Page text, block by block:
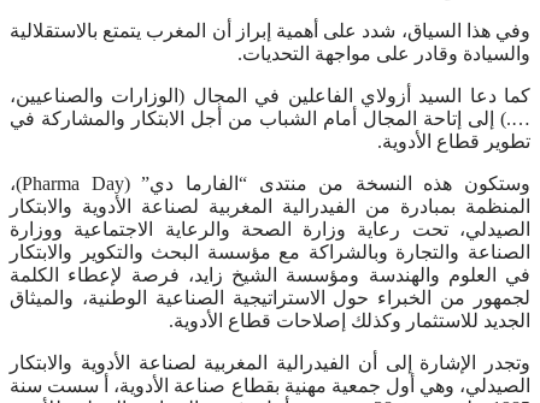
وفي هذا السياق، شدد على أهمية إبراز أن المغرب يتمتع بالاستقلالية
والسيادة وقادر على مواجهة التحديات.
كما دعا السيد أزولاي الفاعلين في المجال (الوزارات والصناعيين،
….) إلى إتاحة المجال أمام الشباب من أجل الابتكار والمشاركة في
تطوير قطاع الأدوية.
وستكون هذه النسخة من منتدى “الفارما دي” (Pharma Day)،
المنظمة بمبادرة من الفيدرالية المغربية لصناعة الأدوية والابتكار
الصيدلي، تحت رعاية وزارة الصحة والرعاية الاجتماعية ووزارة
الصناعة والتجارة وبالشراكة مع مؤسسة البحث والتكوير والابتكار
في العلوم والهندسة ومؤسسة الشيخ زايد، فرصة لإعطاء الكلمة
لجمهور من الخبراء حول الاستراتيجية الصناعية الوطنية، والميثاق
الجديد للاستثمار وكذلك إصلاحات قطاع الأدوية.
وتجدر الإشارة إلى أن الفيدرالية المغربية لصناعة الأدوية والابتكار
الصيدلي، وهي أول جمعية مهنية بقطاع صناعة الأدوية، أ سست سنة